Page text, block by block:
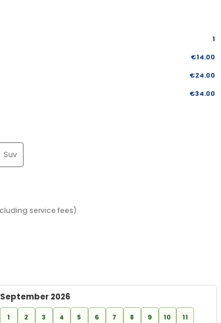
1
€14.00
€24.00
€34.00
Suv
service fees)
September 2026
1 2 3 4 5 6 7 8 9 10 11